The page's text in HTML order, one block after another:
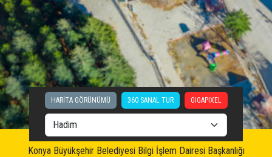
HARİTA GÖRÜNÜMÜ 360 SANAL TUR GIGAPIXEL
Konya Büyükşehir Belediyesi Bilgi İşlem Dairesi Başkanlığı